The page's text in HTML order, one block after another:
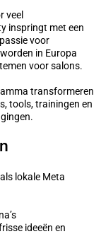
veel
inspringt met een
voor
in Europa
voor salons.
transformeren
tools, trainingen en
lokale Meta
ideeën en